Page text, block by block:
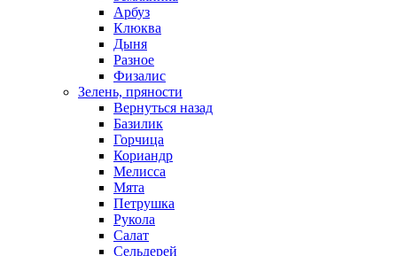
Арбуз
Клюква
Дыня
Разное
Физалис
Зелень, пряности
Вернуться назад
Базилик
Горчица
Кориандр
Мелисса
Мята
Петрушка
Рукола
Салат
Сельдерей